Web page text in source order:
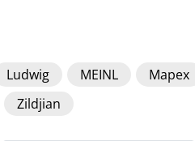
Ludwig MEINL Mapex
Zildjian